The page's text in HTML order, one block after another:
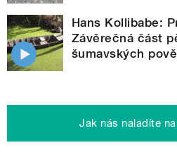
Hans Kollibabe:
Závěrečná část
šumavských
Jak nás naladíte